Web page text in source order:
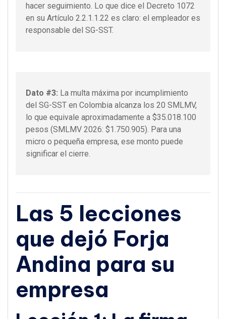
hacer seguimiento. Lo que dice el Decreto 1072
en su Artículo 2.2.1.1.22 es claro: el empleador es
responsable del SG-SST.
Dato #3: La multa máxima por incumplimiento
del SG-SST en Colombia alcanza los 20 SMLMV,
lo que equivale aproximadamente a $35.018.100
pesos (SMLMV 2026: $1.750.905). Para una
micro o pequeña empresa, ese monto puede
significar el cierre.
Las 5 lecciones
que dejó Forja
Andina para su
empresa